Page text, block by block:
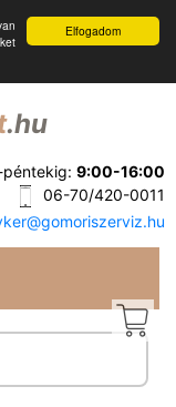
Elfogadom
.hu
9:00-16:00
06-70/420-0011